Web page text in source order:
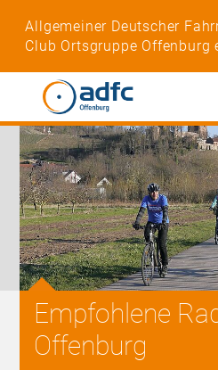
Allgemeiner Deutscher
Club Ortsgruppe Offenburg
Empfohlene
Offenburg